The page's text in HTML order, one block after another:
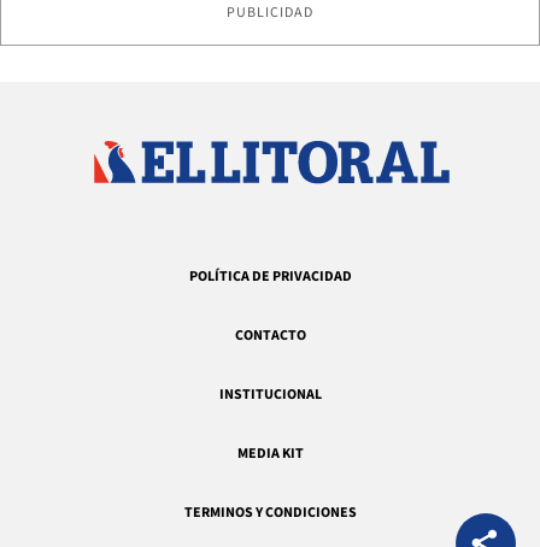
PUBLICIDAD
POLÍTICA DE PRIVACIDAD
CONTACTO
INSTITUCIONAL
MEDIA KIT
TERMINOS Y CONDICIONES